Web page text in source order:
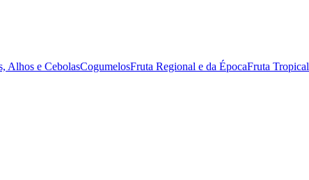
Alhos e CebolasCogumelosFruta Regional e da ÉpocaFruta